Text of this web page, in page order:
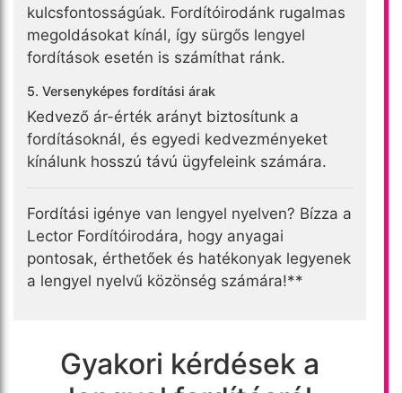
kulcsfontosságúak. Fordítóirodánk rugalmas
megoldásokat kínál, így sürgős lengyel
fordítások esetén is számíthat ránk.
5. Versenyképes fordítási árak
Kedvező ár-érték arányt biztosítunk a
fordításoknál, és egyedi kedvezményeket
kínálunk hosszú távú ügyfeleink számára.
Fordítási igénye van lengyel nyelven? Bízza a
Lector Fordítóirodára, hogy anyagai
pontosak, érthetőek és hatékonyak legyenek
a lengyel nyelvű közönség számára!**
Gyakori kérdések a